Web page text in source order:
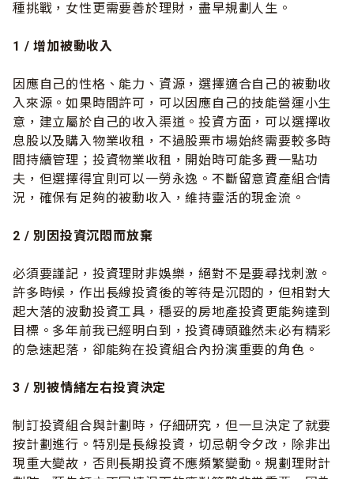
種挑戰，女性更需要善於理財，盡早規劃人生。
1 /增加被動收入
因應自己的性格、能力、資源，選擇適合自己的被動收
入來源。如果時間許可，可以因應自己的技能營運小生
意，建立屬於自己的收入渠道。投資方面，可以選擇收
息股以及購入物業收租，不過股票市場始終需要較多時
間持續管理；投資物業收租，開始時可能多費一點功
夫，但選擇得宜則可以一勞永逸。不斷留意資產組合情
況，確保有足夠的被動收入，維持靈活的現金流。
2 /別因投資沉悶而放棄
必須要謹記，投資理財非娛樂，絕對不是要尋找刺激。
許多時候，作出長線投資後的等待是沉悶的，但相對大
起大落的波動投資工具，穩妥的房地產投資更能夠達到
目標。多年前我已經明白到，投資磚頭雖然未必有精彩
的急速起落，卻能夠在投資組合內扮演重要的角色。
3 /別被情緒左右投資決定
制訂投資組合與計劃時，仔細研究，但一旦決定了就要
按計劃進行。特別是長線投資，切忌朝令夕改，除非出
現重大變故，否則長期投資不應頻繁變動。規劃理財計